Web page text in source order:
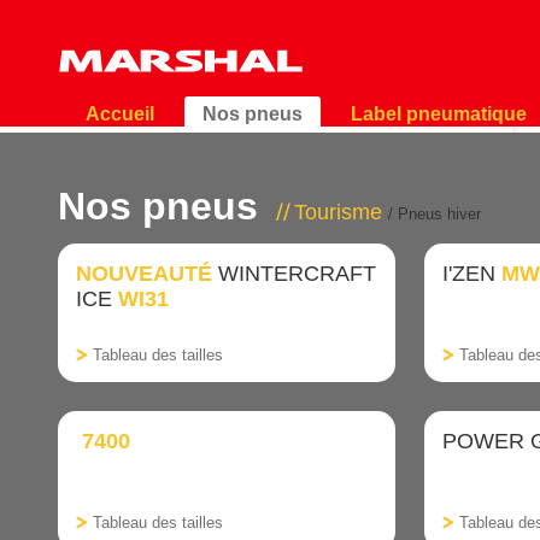
Accueil Nos pneus Label pneumatique
Nos pneus Tourisme / Pneus hiver
NOUVEAUTÉ WINTERCRAFT
ICE WI31
Tableau des tailles
I'ZEN
Tableau
7400
Tableau des tailles
POWER
Tableau